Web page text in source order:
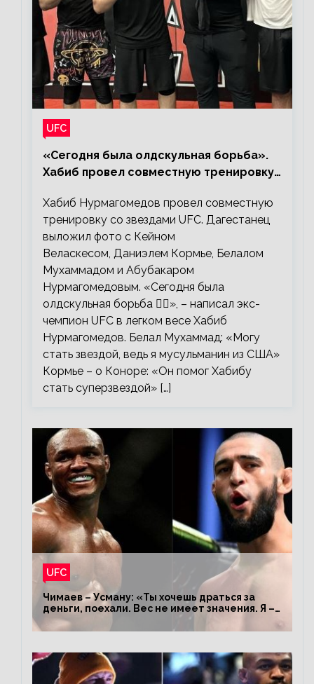
UFC
«Сегодня была олдскульная борьба».
Хабиб провел совместную тренировку
Хабиб Нурмагомедов провел совместную
тренировку со звездами UFC. Дагестанец
выложил фото с Кейном
Веласкесом, Даниэлем Кормье, Белалом
Мухаммадом и Абубакаром
Нурмагомедовым. «Сегодня была
олдскульная борьба 🤼‍♂️», – написал экс-
чемпион UFC в легком весе Хабиб
Нурмагомедов. Белал Мухаммад: «Могу
стать звездой, ведь я мусульманин из США»
Кормье – о Коноре: «Он помог Хабибу
стать суперзвездой» […]
UFC
Чимаев – Усману: «Ты хочешь драться за
деньги, поехали. Вес не имеет значения. Я –
король»